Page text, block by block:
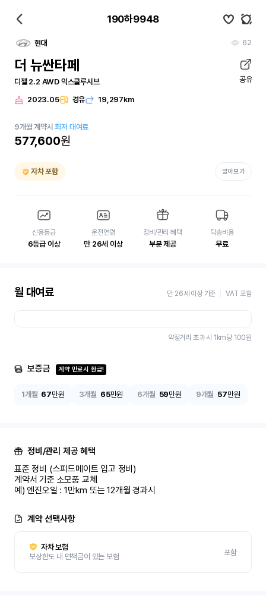
190하9948
현대 62
더 뉴싼타페
디젤 2.2 AWD 익스클루시브 공유
2023.05 경유 19,297km
9개월 계약시최저 대여료
577,600원
자차 포함 알아보기
신용등급
6등급 이상
운전연령
만 26세 이상
정비/관리 혜택
부분 제공
탁송비용
무료
월 대여료 만 26세 이상 기준 VAT 포함
약정거리 초과 시 1km당 100원
보증금 계약 만료시 환급!
1개월 67만원 3개월 65만원 6개월 59만원 9개월 57만원
정비/관리 제공 혜택
표준 정비 (스피드메이트 입고 정비)
계약서 기준 소모품 교체
예) 엔진오일 : 1만km 또는 12개월 경과시
계약 선택사항
자차 보험
보상한도 내 면책금이 있는 보험
포함